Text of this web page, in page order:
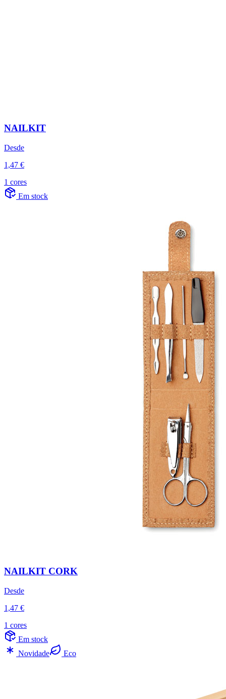
NAILKIT
Desde
1,47 €
1 cores
Em stock
NAILKIT CORK
Desde
1,47 €
1 cores
Em stock
Novidade
Eco